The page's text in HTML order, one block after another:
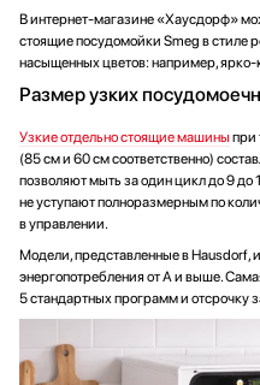
В интернет-магазине «Хаусдорф»
стоящие посудомойки Smeg в стиле
насыщенных цветов: например,
Размер узких
Узкие отдельно стоящие машины при
(85 см и 60 см соответственно)
позволяют мыть за один цикл до 9 до
не уступают полноразмерным по
в управлении.
Модели, представленные в Hausdorf,
энергопотребления от А и выше.
5 стандартных программ и отсрочку